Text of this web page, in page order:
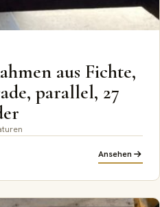
aus Fichte,
parallel, 27
Ansehen